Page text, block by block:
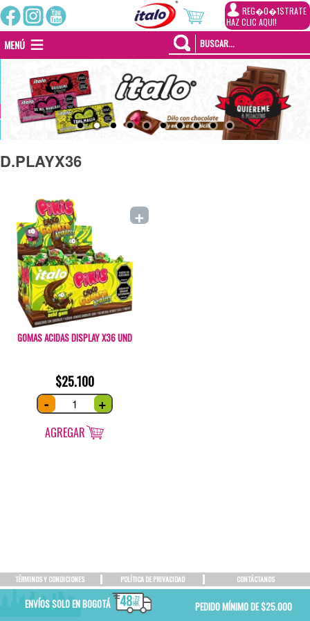
REG�0�1STRATE
HAZ CLIC AQUI!
MENÚ
D.PLAYX36
GOMAS ACIDAS DISPLAY X36 UND
$25.100
- Gomas
acidas
display
und
quantity
+
AGREGAR
+
TÉRMINOS Y CONDICIONES POLÍTICA DE PRIVACIDAD CONTÁCTANOS
ENVÍOS SOLO EN BOGOTÁ PEDIDO MÍNIMO DE $25.000